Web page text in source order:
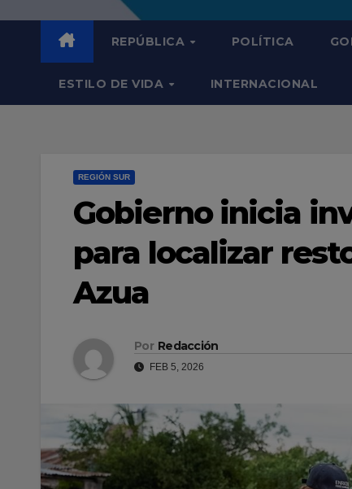
REPÚBLICA POLÍTICA
ESTILO DE VIDA INTERNACIONAL
REGIÓN SUR
Gobierno inicia
para localizar
Azua
Por Redacción
FEB 5, 2026